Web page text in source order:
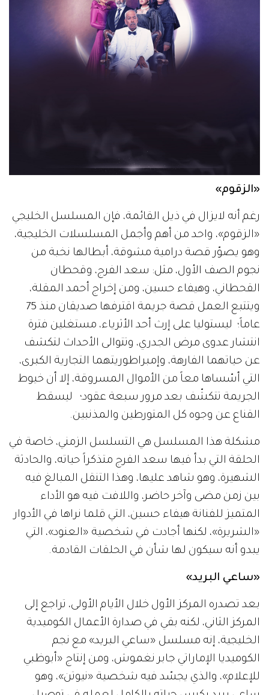
«الزقوم»
رغم أنه لايزال في ذيل القائمة، فإن المسلسل الخليجي
«الزقوم»، واحد من أهم وأجمل المسلسلات الخليجية،
وهو يصوّر قصة درامية مشوقة، أبطالها نخبة من
نجوم الصف الأول، مثل: سعد الفرج، وقحطان
القحطاني، وهيفاء حسين، ومن إخراج أحمد المقلة،
ويتتبع العمل قصة جريمة اقترفها صديقان منذ 75
عاماً؛ ليستوليا على إرث أحد الأثرياء، مستغلين فترة
انتشار عدوى مرض الجدري، وتتوالى الأحداث لتكشف
عن حياتهما الفارهة، وإمبراطوريتهما التجارية الكبرى،
التي أسّساها معاً من الأموال المسروقة، إلا أن خيوط
الجريمة تتكشّف بعد مرور سبعة عقود؛ ليسقط
القناع عن وجوه كل المتورطين والمذنبين.
مشكلة هذا المسلسل هي التسلسل الزمني، خاصة في
الحلقة التي بدأ فيها سعد الفرج متذكراً حياته، والحادثة
الشهيرة، وهو شاهد عليها، وهذا التنقل المبالغ فيه
بين زمن مضى وآخر حاضر، واللافت فيه هو الأداء
المتميز للفنانة هيفاء حسين، التي قلما نراها في الأدوار
«الشريرة»، لكنها أجادت في شخصية «العنود»، التي
يبدو أنه سيكون لها شأن في الحلقات القادمة.
«ساعي البريد»
بعد تصدره المركز الأول خلال الأيام الأولى، تراجع إلى
المركز الثاني، لكنه بقي في صدارة الأعمال الكوميدية
الخليجية، إنه مسلسل «ساعي البريد» مع نجم
الكوميديا الإماراتي جابر نغموش، ومن إنتاج «أبوظبي
للإعلام»، والذي يجسّد فيه شخصية «نيوتن»، وهو